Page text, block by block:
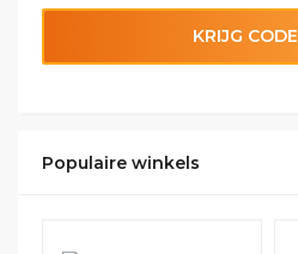
KRIJG CODE
Populaire winkels